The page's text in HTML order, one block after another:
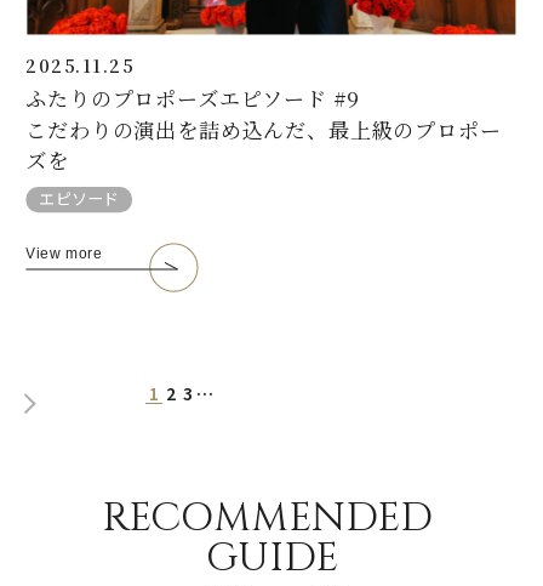
2025.11.25
ふたりのプロポーズエピソード #9
こだわりの演出を詰め込んだ、最上級のプロポー
ズを
エピソード
View more
1 2 3 …
RECOMMENDED
GUIDE